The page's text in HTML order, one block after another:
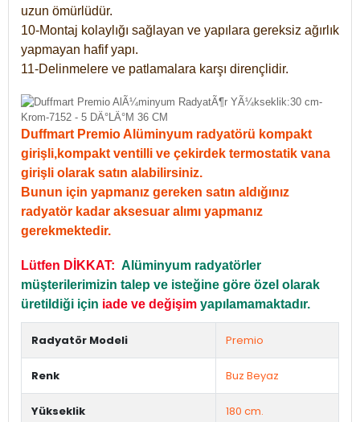
uzun ömürlüdür.
10-Montaj kolaylığı sağlayan ve yapılara gereksiz ağırlık
yapmayan hafif yapı.
11-Delinmelere ve patlamalara karşı dirençlidir.
Duffmart Premio Alüminyum radyatörü kompakt
girişli,kompakt ventilli ve çekirdek termostatik vana
girişli olarak satın alabilirsiniz.
Bunun için yapmanız gereken satın aldığınız
radyatör kadar aksesuar alımı yapmanız
gerekmektedir.
Lütfen DİKKAT: Alüminyum radyatörler
müşterilerimizin talep ve isteğine göre özel olarak
üretildiği için iade ve değişim yapılamamaktadır.
Radyatör Modeli Premio
Renk Buz Beyaz
Yükseklik 180 cm.